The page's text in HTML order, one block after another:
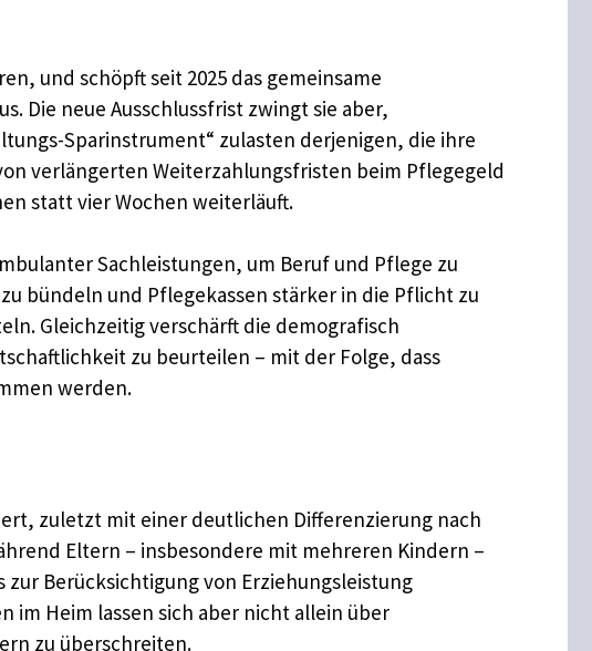
und schöpft seit 2025 das gemeinsame
Die neue Ausschlussfrist zwingt sie aber,
Sparinstrument“ zulasten derjenigen, die ihre
verlängerten Weiterzahlungsfristen beim Pflegegeld
statt vier Wochen weiterläuft.
Sachleistungen, um Beruf und Pflege zu
bündeln und Pflegekassen stärker in die Pflicht zu
Gleichzeitig verschärft die demografisch
zu beurteilen – mit der Folge, dass
werden.
zuletzt mit einer deutlichen Differenzierung nach
Eltern – insbesondere mit mehreren Kindern –
Berücksichtigung von Erziehungsleistung
im Heim lassen sich aber nicht allein über
zu überschreiten.